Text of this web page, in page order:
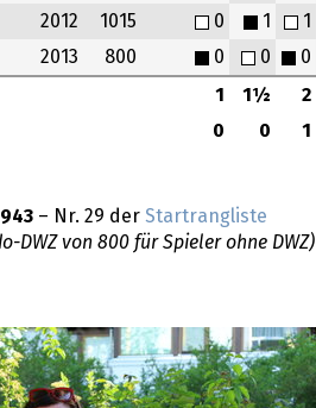
1 1½ 2
0 0 1
2012 1015 0 1 1
2013 800 0 0 0
943 – Nr. 29 der Startrangliste
DWZ von 800 für Spieler ohne DWZ)